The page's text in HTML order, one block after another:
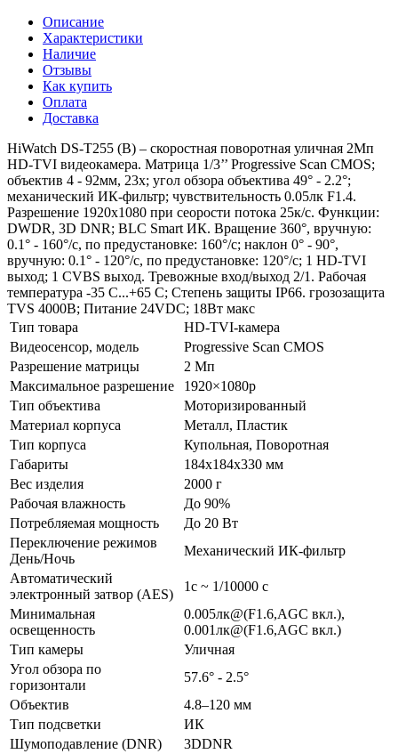
Описание
Характеристики
Наличие
Отзывы
Как купить
Оплата
Доставка
HiWatch DS-T255 (B) – скоростная поворотная уличная 2Мп
HD-TVI видеокамера. Матрица 1/3’’ Progressive Scan CMOS;
объектив 4 - 92мм, 23x; угол обзора объектива 49° - 2.2°;
механический ИК-фильтр; чувствительность 0.05лк F1.4.
Разрешение 1920х1080 при сеорости потока 25к/с. Функции:
DWDR, 3D DNR; BLC Smart ИК. Вращение 360°, вручную:
0.1° - 160°/с, по предустановке: 160°/с; наклон 0° - 90°,
вручную: 0.1° - 120°/с, по предустановке: 120°/с; 1 HD-TVI
выход; 1 CVBS выход. Тревожные вход/выход 2/1. Рабочая
температура -35 C...+65 C; Степень защиты IP66. грозозащита
TVS 4000B; Питание 24VDC; 18Вт макс
Тип товара
HD-TVI-камера
Видеосенсор, модель
Progressive Scan CMOS
Разрешение матрицы
2 Мп
Максимальное разрешение
1920×1080p
Тип объектива
Моторизированный
Материал корпуса
Металл, Пластик
Тип корпуса
Купольная, Поворотная
Габариты
184x184x330 мм
Вес изделия
2000 г
Рабочая влажность
До 90%
Потребляемая мощность
До 20 Вт
Переключение режимов
День/Ночь
Механический ИК-фильтр
Автоматический
электронный затвор (AES)
1с ~ 1/10000 с
Минимальная
освещенность
0.005лк@(F1.6,AGC вкл.),
0.001лк@(F1.6,AGC вкл.)
Тип камеры
Уличная
Угол обзора по
горизонтали
57.6° - 2.5°
Объектив
4.8–120 мм
Тип подсветки
ИК
Шумоподавление (DNR)
3DDNR